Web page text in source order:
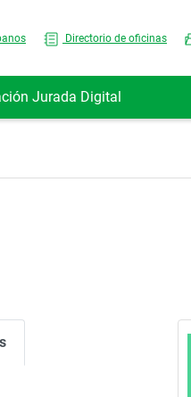
Directorio de oficinas
Jurada Digital